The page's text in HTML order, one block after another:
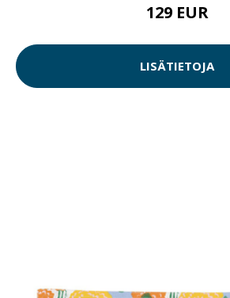
129 EUR
LISÄTIETOJA